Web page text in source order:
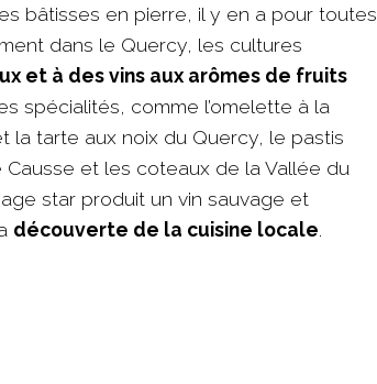
bâtisses en pierre, il y en a pour toutes
dans le Quercy, les cultures
et à des vins aux arômes de fruits
spécialités, comme l’omelette à la
la tarte aux noix du Quercy, le pastis
et les coteaux de la Vallée du
star produit un vin sauvage et
découverte de la cuisine locale.